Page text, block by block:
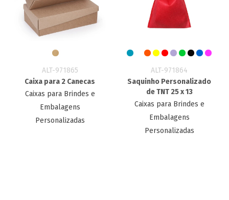
ALT-971865
Caixa para 2 Canecas
Caixas para Brindes e
Embalagens
Personalizadas
ALT-971864
Saquinho Personalizado
de TNT 25 x 13
Caixas para Brindes e
Embalagens
Personalizadas